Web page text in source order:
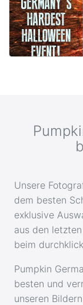
Unsere
dem besten
exklusive
aus den
beim
Pumpkin
besten und
unseren